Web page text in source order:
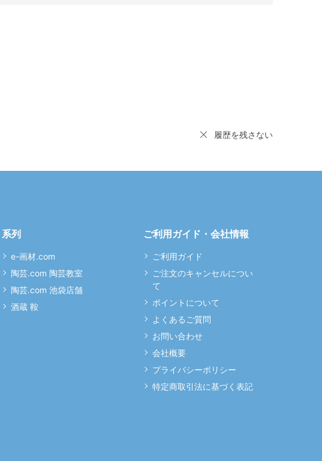
履歴を残さない
系列
e-画材.com
陶芸.com 陶芸教室
陶芸.com 池袋店舗
酒蔵 鞍
ご利用ガイド・会社情報
ご利用ガイド
ご注文のキャンセルについ
て
ポイントについて
よくあるご質問
お問い合わせ
会社概要
プライバシーポリシー
特定商取引法に基づく表記